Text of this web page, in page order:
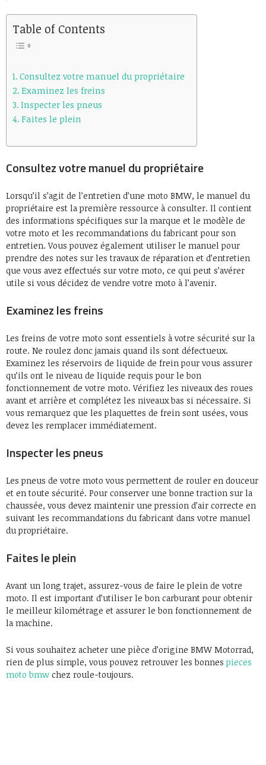
Table of Contents
Consultez votre manuel du propriétaire
Examinez les freins
Inspecter les pneus
Faites le plein
Consultez votre manuel du propriétaire
Lorsqu’il s’agit de l’entretien d’une moto BMW, le manuel du
propriétaire est la première ressource à consulter. Il contient
des informations spécifiques sur la marque et le modèle de
votre moto et les recommandations du fabricant pour son
entretien. Vous pouvez également utiliser le manuel pour
prendre des notes sur les travaux de réparation et d’entretien
que vous avez effectués sur votre moto, ce qui peut s’avérer
utile si vous décidez de vendre votre moto à l’avenir.
Examinez les freins
Les freins de votre moto sont essentiels à votre sécurité sur la
route. Ne roulez donc jamais quand ils sont défectueux.
Examinez les réservoirs de liquide de frein pour vous assurer
qu’ils ont le niveau de liquide requis pour le bon
fonctionnement de votre moto. Vérifiez les niveaux des roues
avant et arrière et complétez les niveaux bas si nécessaire. Si
vous remarquez que les plaquettes de frein sont usées, vous
devez les remplacer immédiatement.
Inspecter les pneus
Les pneus de votre moto vous permettent de rouler en douceur
et en toute sécurité. Pour conserver une bonne traction sur la
chaussée, vous devez maintenir une pression d’air correcte en
suivant les recommandations du fabricant dans votre manuel
du propriétaire.
Faites le plein
Avant un long trajet, assurez-vous de faire le plein de votre
moto. Il est important d’utiliser le bon carburant pour obtenir
le meilleur kilométrage et assurer le bon fonctionnement de
la machine.
Si vous souhaitez acheter une pièce d’origine BMW Motorrad,
rien de plus simple, vous pouvez retrouver les bonnespieces
moto bmw chez roule-toujours.